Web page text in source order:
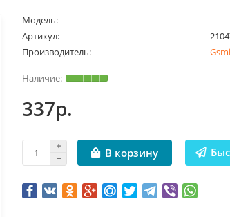
Модель:
Артикул:
Производитель:
337р.
В корзину